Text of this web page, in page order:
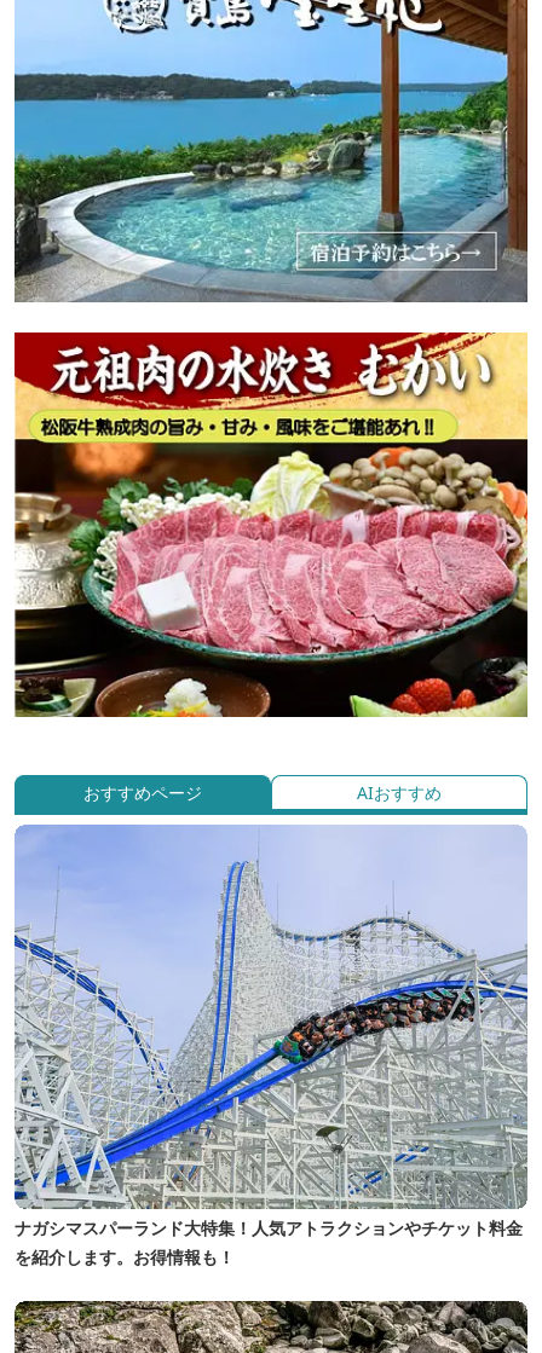
おすすめページ AIおすすめ
ナガシマスパーランド大特集！人気アトラクションやチケット料金
を紹介します。お得情報も！